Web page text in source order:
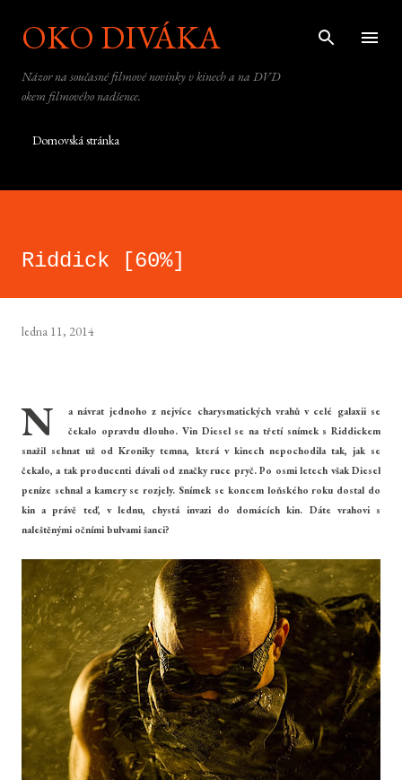
Přeskočit na hlavní obsah
OKO DIVÁKA
Názor na současné filmové novinky v kinech a na DVD
okem filmového nadšence.
Domovská stránka
Riddick [60%]
ledna 11, 2014
N
a návrat jednoho z nejvíce charysmatických vrahů v celé galaxii se
čekalo opravdu dlouho. Vin Diesel se na třetí snímek s Riddickem
snažil sehnat už od Kroniky temna, která v kinech nepochodila tak, jak se
čekalo, a tak producenti dávali od značky ruce pryč. Po osmi letech však Diesel
peníze sehnal a kamery se rozjely. Snímek se koncem loňského roku dostal do
kin a právě teď, v lednu, chystá invazi do domácích kin. Dáte vrahovi s
naleštěnými očními bulvami šanci?